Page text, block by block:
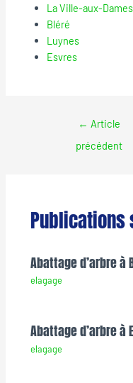
La Ville-aux-Dames
Bléré
Luynes
Esvres
← Article
précédent
Abattage d’arbre
elagage
Abattage d’arbre à
elagage